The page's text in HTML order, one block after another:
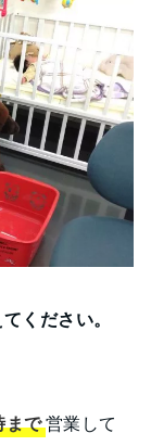
ください。
まで営業して